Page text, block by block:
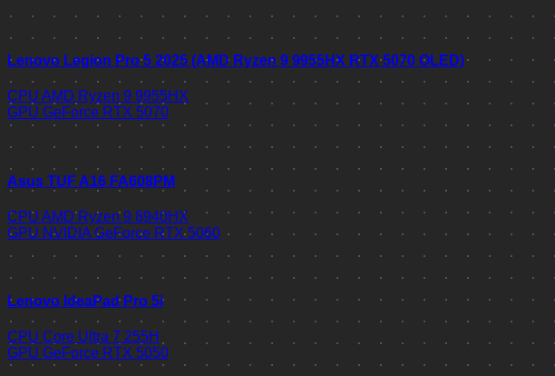
Lenovo Legion Pro 5 2025 (AMD Ryzen 9 9955HX RTX 5070 OLED)
CPU AMD Ryzen 9 9955HX
GPU GeForce RTX 5070
Asus TUF A16 FA608PM
CPU AMD Ryzen 9 8940HX
GPU NVIDIA GeForce RTX 5060
Lenovo IdeaPad Pro 5i
CPU Core Ultra 7 255H
GPU GeForce RTX 5050